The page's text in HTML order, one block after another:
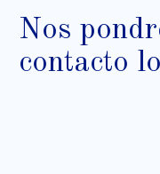
Nos
contacto